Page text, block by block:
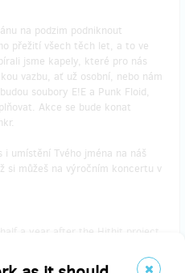
na podzim podniknout
přežití všech těch let, a to ve
jsme kapely, které pro nás
vazbu, ať už osobní, nebo nám
soubory E!E a Punk Floid,
Akce se bude konat
umístění Tvého jména na náš
si můžeš na výročním koncertu v
a year after the Hithit project
16.48